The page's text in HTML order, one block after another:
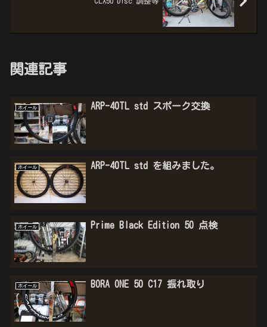
関連記事
ホイール ARP-40TL std スポーク交換
ホイール ARP-40TL std を組みました。
ホイール Prime Black Edition 50 点検
ホイール BORA ONE 50 C17 振れ取り